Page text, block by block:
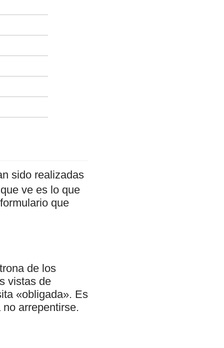
sido realizadas
ve es lo que
que
de los
vistas de
«obligada». Es
arrepentirse.